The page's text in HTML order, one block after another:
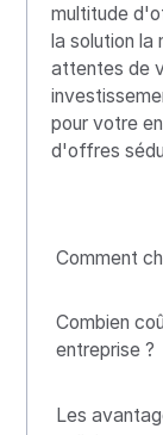
multitude
la solution la
attentes de
pour votre
d'offres
Comment
Combien
entreprise ?
Les